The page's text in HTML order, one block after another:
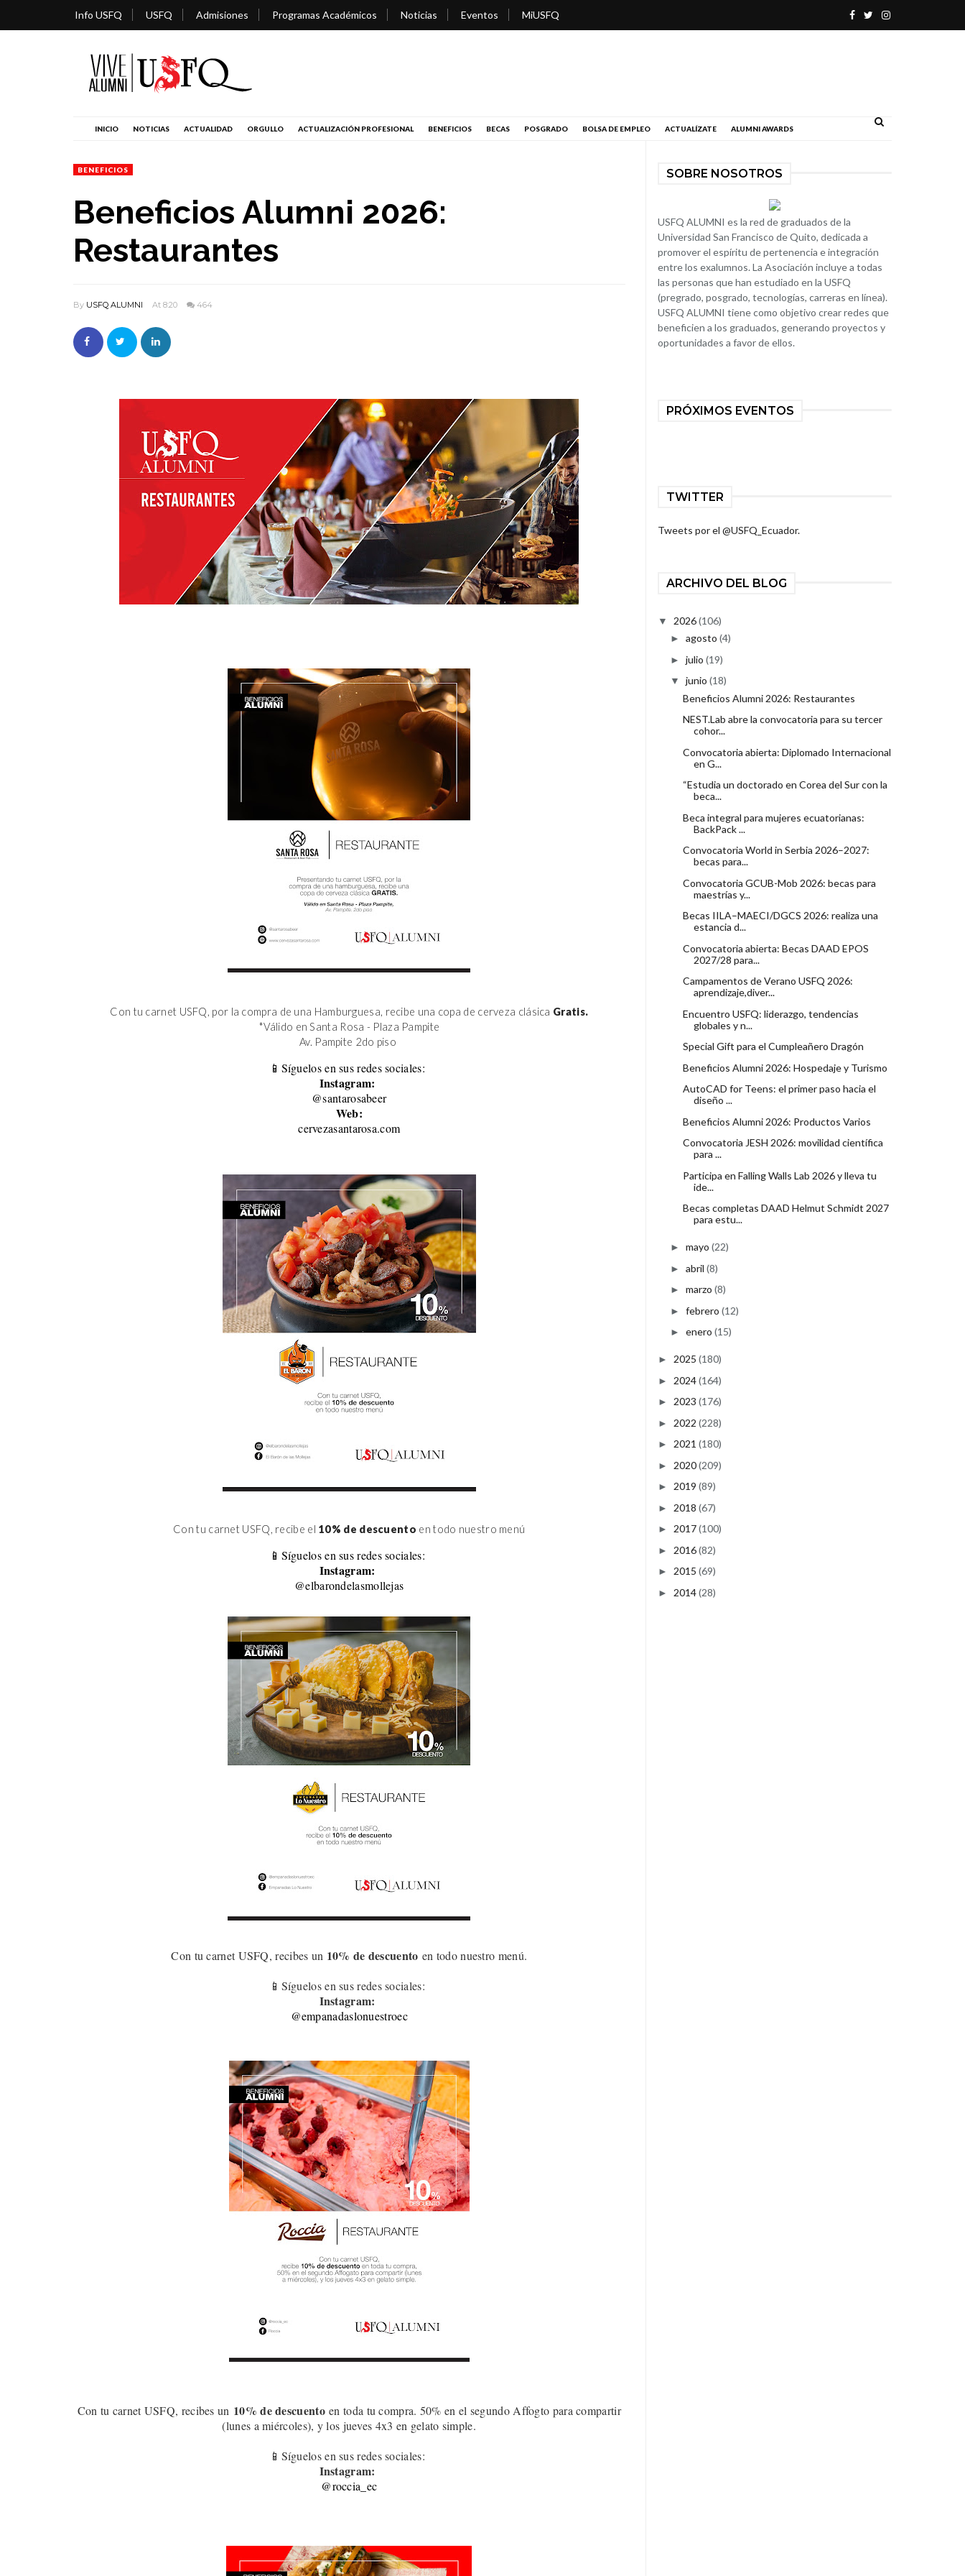
Info USFQ USFQ Admisiones Programas Académicos Noticias Eventos MiUSFQ
INICIO NOTICIAS ACTUALIDAD ORGULLO ACTUALIZACIÓN PROFESIONAL BENEFICIOS BECAS POSGRADO BOLSA DE EMPLEO ACTUALÍZATE ALUMNI AWARDS
BENEFICIOS
Beneficios Alumni 2026:
Restaurantes
By USFQ ALUMNI At 8:20 464
Con tu carnet USFQ, por la compra de una Hamburguesa, recibe una copa de cerveza clásica Gratis.
*Válido en Santa Rosa - Plaza Pampite
Av. Pampite 2do piso
📱Síguelos en sus redes sociales:
Instagram:
@santarosabeer
Web:
cervezasantarosa.com
Con tu carnet USFQ, recibe el 10% de descuento en todo nuestro menú
📱Síguelos en sus redes sociales:
Instagram:
@elbarondelasmollejas
Con tu carnet USFQ, recibes un 10% de descuento en todo nuestro menú.
📱Síguelos en sus redes sociales:
Instagram:
@empanadaslonuestroec
Con tu carnet USFQ, recibes un 10% de descuentoen toda tu compra. 50% en el segundo Affogto para compartir
(lunes a miércoles), y los jueves 4x3 en gelato simple.
📱Síguelos en sus redes sociales:
Instagram:
@roccia_ec
SOBRE NOSOTROS
USFQ ALUMNI es la red de graduados de la
Universidad San Francisco de Quito, dedicada a
promover el espíritu de pertenencia e integración
entre los exalumnos. La Asociación incluye a todas
las personas que han estudiado en la USFQ
(pregrado, posgrado, tecnologías, carreras en línea).
USFQ ALUMNI tiene como objetivo crear redes que
beneficien a los graduados, generando proyectos y
oportunidades a favor de ellos.
PRÓXIMOS EVENTOS
TWITTER
Tweets por el @USFQ_Ecuador.
ARCHIVO DEL BLOG
▼ 2026(106)
► agosto (4)
► julio (19)
▼ junio (18)
Beneficios Alumni 2026: Restaurantes
NEST.Lab abre la convocatoria para su tercer
cohor...
Convocatoria abierta: Diplomado Internacional
en G...
“Estudia un doctorado en Corea del Sur con la
beca...
Beca integral para mujeres ecuatorianas:
BackPack ...
Convocatoria World in Serbia 2026–2027:
becas para...
Convocatoria GCUB-Mob 2026: becas para
maestrías y...
Becas IILA–MAECI/DGCS 2026: realiza una
estancia d...
Convocatoria abierta: Becas DAAD EPOS
2027/28 para...
Campamentos de Verano USFQ 2026:
aprendizaje,diver...
Encuentro USFQ: liderazgo, tendencias
globales y n...
Special Gift para el Cumpleañero Dragón
Beneficios Alumni 2026: Hospedaje y Turismo
AutoCAD for Teens: el primer paso hacia el
diseño ...
Beneficios Alumni 2026: Productos Varios
Convocatoria JESH 2026: movilidad científica
para ...
Participa en Falling Walls Lab 2026 y lleva tu
ide...
Becas completas DAAD Helmut Schmidt 2027
para estu...
► mayo (22)
► abril (8)
► marzo (8)
► febrero (12)
► enero (15)
► 2025 (180)
► 2024(164)
► 2023 (176)
► 2022 (228)
► 2021 (180)
► 2020(209)
► 2019 (89)
► 2018 (67)
► 2017(100)
► 2016(82)
► 2015 (69)
► 2014(28)